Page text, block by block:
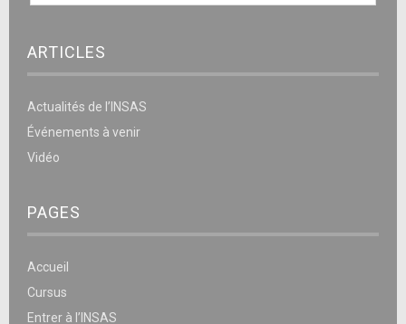
ARTICLES
Actualités de l’INSAS
Événements à venir
Vidéo
PAGES
Accueil
Cursus
Entrer à l’INSAS